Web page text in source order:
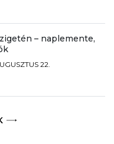
– naplemente,
22.